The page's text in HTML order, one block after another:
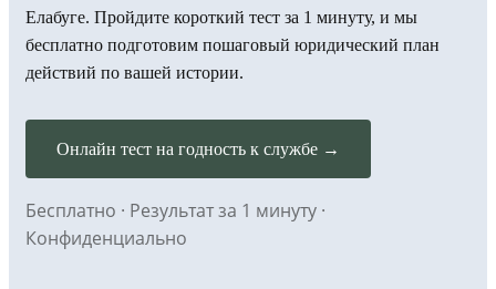
Елабуге. Пройдите короткий тест за 1 минуту, и мы
бесплатно подготовим пошаговый юридический план
действий по вашей истории.
Онлайн тест на годность к службе →
Бесплатно · Результат за 1 минуту ·
Конфиденциально